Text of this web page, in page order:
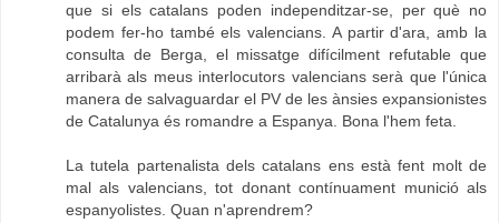
que si els catalans poden independitzar-se, per què no
podem fer-ho també els valencians. A partir d'ara, amb la
consulta de Berga, el missatge difícilment refutable que
arribarà als meus interlocutors valencians serà que l'única
manera de salvaguardar el PV de les ànsies expansionistes
de Catalunya és romandre a Espanya. Bona l'hem feta.
La tutela partenalista dels catalans ens està fent molt de
mal als valencians, tot donant contínuament munició als
espanyolistes. Quan n'aprendrem?